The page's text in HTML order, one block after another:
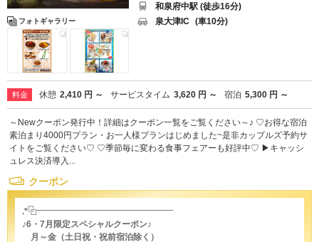
フォトギャラリー
和泉府中駅 (徒歩16分)
泉大津IC (車10分)
料金 休憩 2,410 円 ～ サービスタイム 3,620 円 ～ 宿泊 5,300 円 ～
～Newクーポン発行中！詳細はクーポン一覧をご覧ください～♪ ♡お得な宿泊
素泊まり4000円プラン・お一人様プランはじめました~是非カップルズ予約サ
イトをご覧ください♡ ♡季節毎に変わる食事フェアーも好評中♡ ▶キャッシ
ュレス決済導入...
クーポン
.*⿻┈┈┈┈┈┈┈┈┈┈┈┈┈┈┈┈
♪6・7月限定スペシャルクーポン♪
月～金（土日祝・祝前宿泊除く）